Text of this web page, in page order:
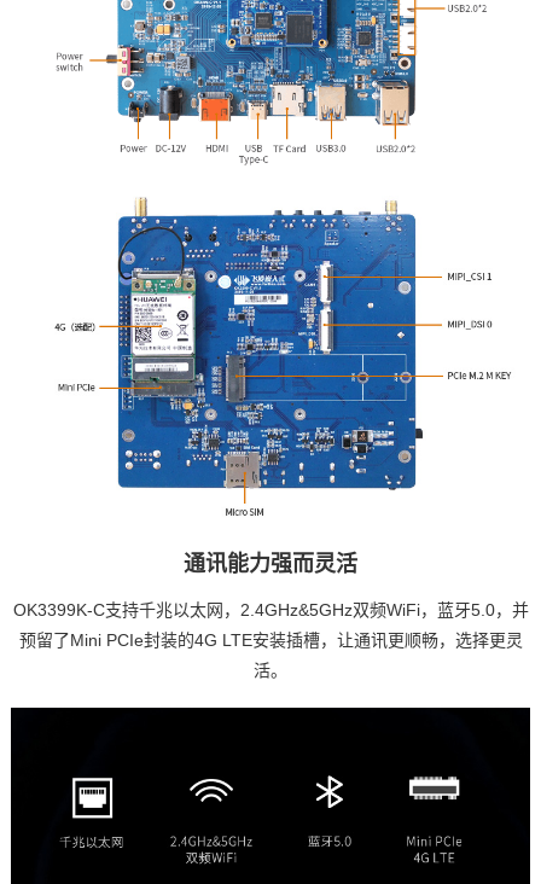
通讯能力强而灵活
OK3399K-C支持千兆以太网，2.4GHz&5GHz双频WiFi，蓝牙5.0，并
预留了Mini PCIe封装的4G LTE安装插槽，让通讯更顺畅，选择更灵
活。